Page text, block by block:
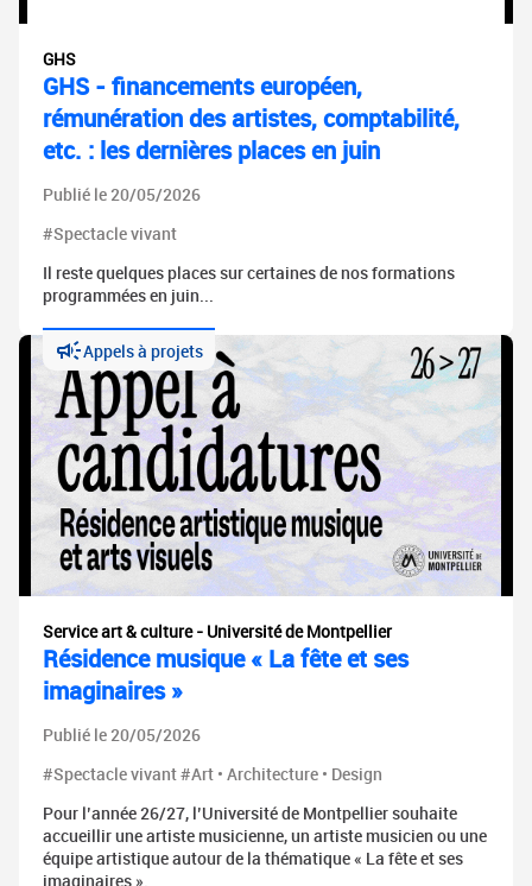
GHS
GHS - financements européen,
rémunération des artistes, comptabilité,
etc. : les dernières places en juin
Publié le 20/05/2026
#Spectacle vivant
Il reste quelques places sur certaines de nos formations
programmées en juin...
Appels à projets
Service art & culture - Université de Montpellier
Résidence musique « La fête et ses
imaginaires »
Publié le 20/05/2026
#Spectacle vivant #Art • Architecture • Design
Pour l’année 26/27, l’Université de Montpellier souhaite
accueillir une artiste musicienne, un artiste musicien ou une
équipe artistique autour de la thématique « La fête et ses
imaginaires ».